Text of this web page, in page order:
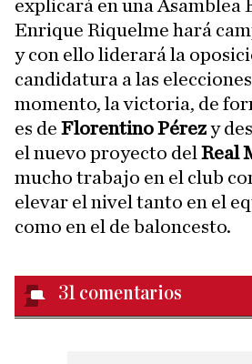
explicará en una
Enrique Riquelme hará
y con ello liderará la
candidatura a las
momento, la victoria, de
es de Florentino Pérezy
el nuevo proyecto del Real
mucho trabajo en el club
elevar el nivel tanto en el
como en el de baloncesto.
31 comentarios